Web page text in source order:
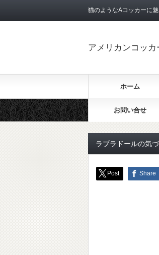
猫のようなAコッカーに
アメリカンコッ
ホーム
お問い合せ
ラブラドールの気
Post Share